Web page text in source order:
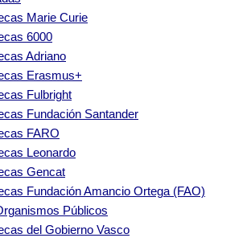
Marie Curie
6000
Adriano
Erasmus+
Fulbright
Fundación Santander
FARO
Leonardo
Gencat
Fundación Amancio Ortega (FAO)
Públicos
del Gobierno Vasco